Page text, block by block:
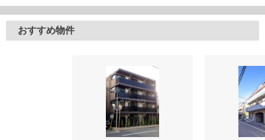
おすすめ物件